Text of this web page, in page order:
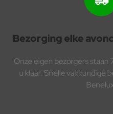
Bezorging elke
Onze eigen bezorgers staan
u klaar. Snelle vakkundige